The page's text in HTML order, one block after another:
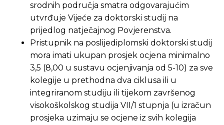
srodnih područja smatra odgovarajućim
utvrđuje Vijeće za doktorski studij na
prijedlog natječajnog Povjerenstva.
Pristupnik na poslijediplomski doktorski studij
mora imati ukupan prosjek ocjena minimalno
3,5 (8,00 u sustavu ocjenjivanja od 5-10) za sve
kolegije u prethodna dva ciklusa ili u
integriranom studiju ili tijekom završenog
visokoškolskog studija VII/1 stupnja (u izračun
prosjeka uzimaju se ocjene iz svih kolegija